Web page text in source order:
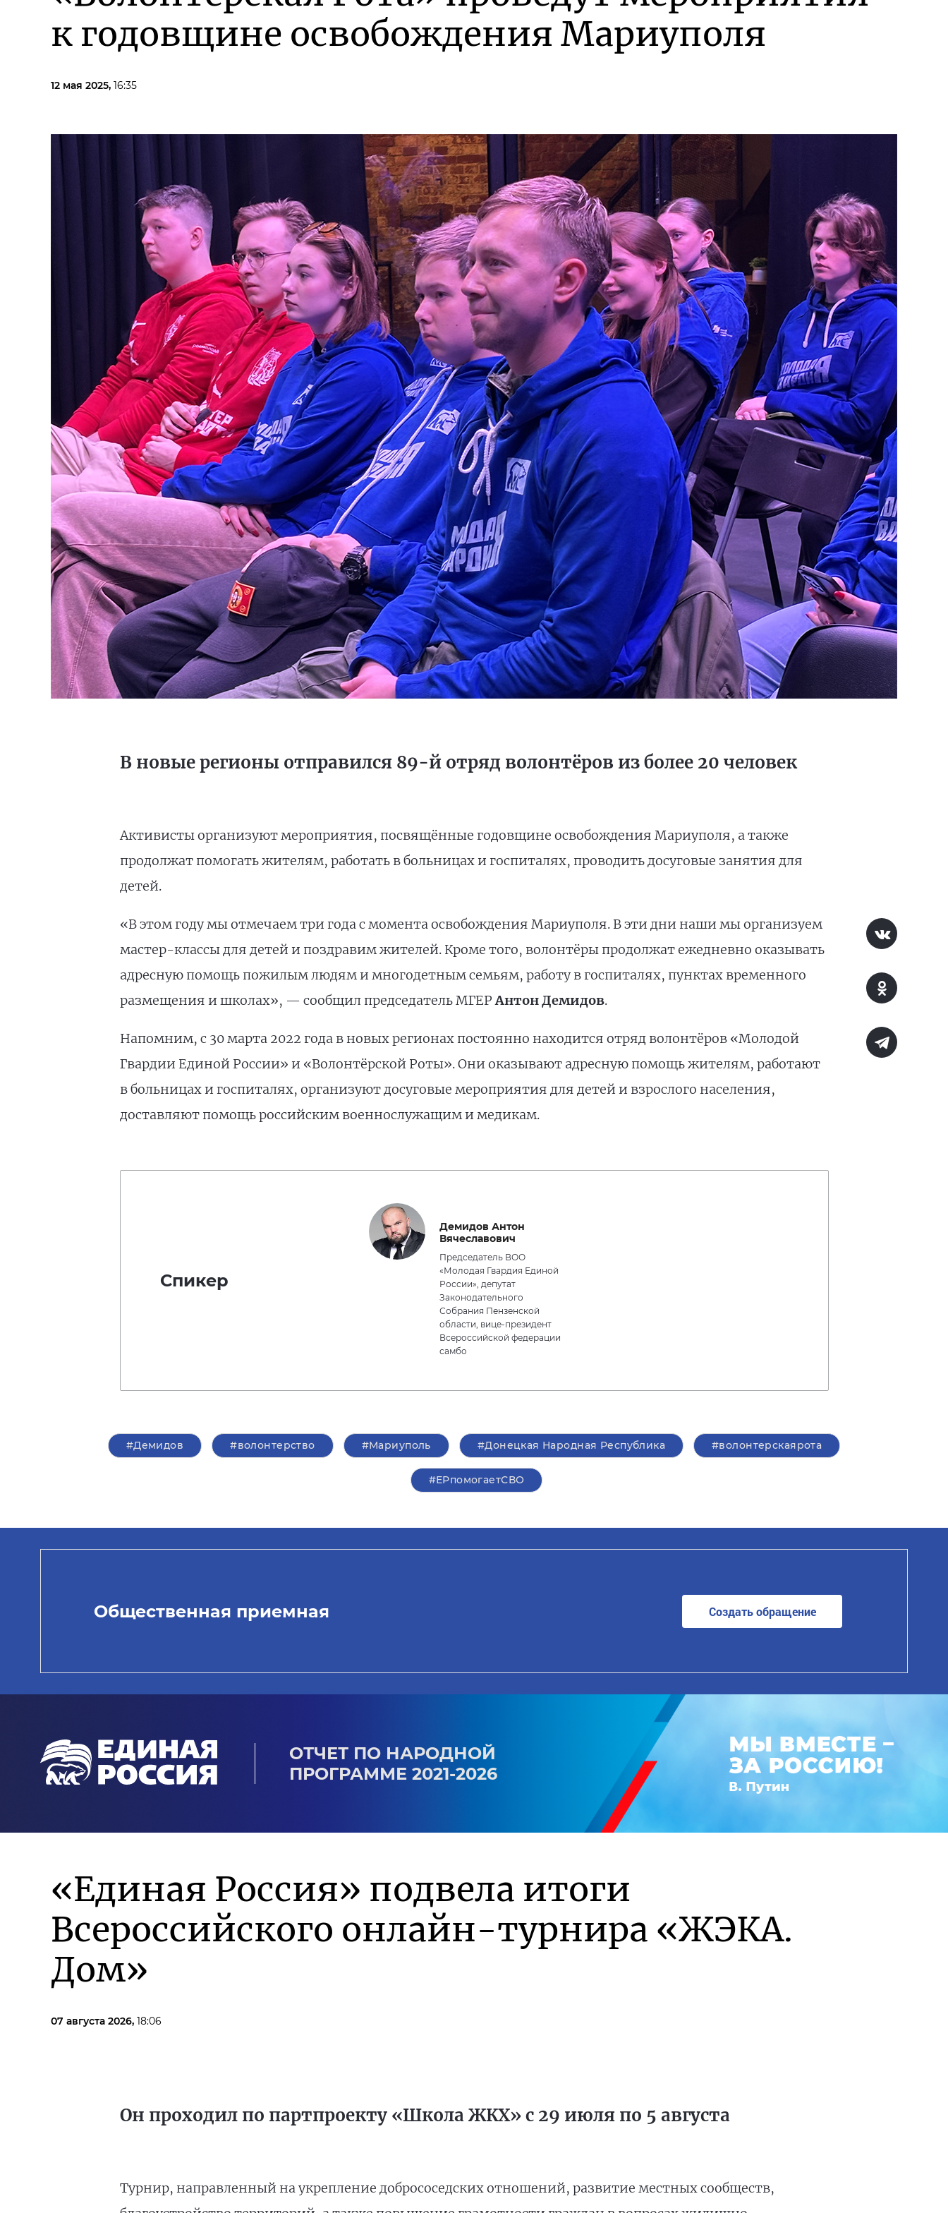
к годовщине освобождения Мариуполя
12 мая 2025, 16:35
В новые регионы отправился 89-й отряд волонтёров из более 20 человек
Активисты организуют мероприятия, посвящённые годовщине освобождения Мариуполя, а также
продолжат помогать жителям, работать в больницах и госпиталях, проводить досуговые занятия для
детей.
«В этом году мы отмечаем три года с момента освобождения Мариуполя. В эти дни наши мы организуем
мастер-классы для детей и поздравим жителей. Кроме того, волонтёры продолжат ежедневно оказывать
адресную помощь пожилым людям и многодетным семьям, работу в госпиталях, пунктах временного
размещения и школах», — сообщил председатель МГЕРАнтон Демидов.
Напомним, с 30 марта 2022 года в новых регионах постоянно находится отряд волонтёров «Молодой
Гвардии Единой России» и «Волонтёрской Роты». Они оказывают адресную помощь жителям, работают
в больницах и госпиталях, организуют досуговые мероприятия для детей и взрослого населения,
доставляют помощь российским военнослужащим и медикам.
Спикер
Демидов Антон
Вячеславович
Председатель ВОО
«Молодая Гвардия Единой
России», депутат
Законодательного
Собрания Пензенской
области, вице-президент
Всероссийской федерации
самбо
#Демидов #волонтерство #Мариуполь #Донецкая Народная Республика #волонтерскаярота
#ЕРпомогаетСВО
Общественная приемная Создать обращение
ОТЧЕТ ПО НАРОДНОЙ
ПРОГРАММЕ 2021-2026
«Единая Россия» подвела итоги
Всероссийского онлайн-турнира «ЖЭКА.
Дом»
07 августа 2026, 18:06
Он проходил по партпроекту «Школа ЖКХ» с 29 июля по 5 августа
Турнир, направленный на укрепление добрососедских отношений, развитие местных сообществ,